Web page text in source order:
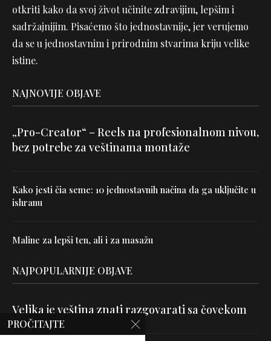
otkriti kako da svoj život učinite zdravijim, lepšim i
sadržajnijim. Pisaćemo što jednostavnije, jer verujemo
da se u jednostavnim i prirodnim stvarima kriju velike
istine.
NAJNOVIJE OBJAVE
„Pro-Creator“ – Reels na profesionalnom nivou,
bez potrebe za veštinama montaže
Kako jesti čia seme: 10 jednostavnih načina da ga uključite u
ishranu
Maline za lepši ten, ali i za masažu
NAJPOPULARNIJE OBJAVE
Velika je veština znati razgovarati sa čovekom
PROČITAJTE